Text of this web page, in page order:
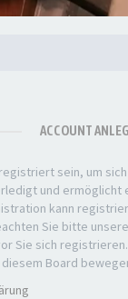
ACCOUNT
sein, um
und ermöglicht
kann
Sie bitte
Sie sich
Board